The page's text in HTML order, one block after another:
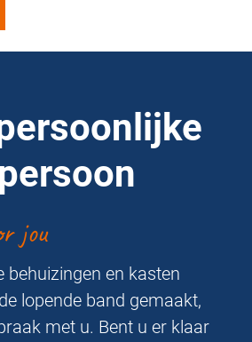
jou
behuizingen en kasten
lopende band gemaakt,
met u. Bent u er klaar